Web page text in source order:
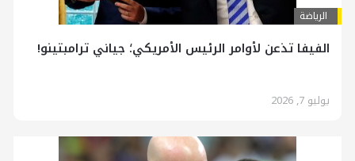
الرياضة
الفيفا تذعن لأوامر الرئيس الأمريكي؛ جياني ترامبتينو!
يوليو 7, 2026